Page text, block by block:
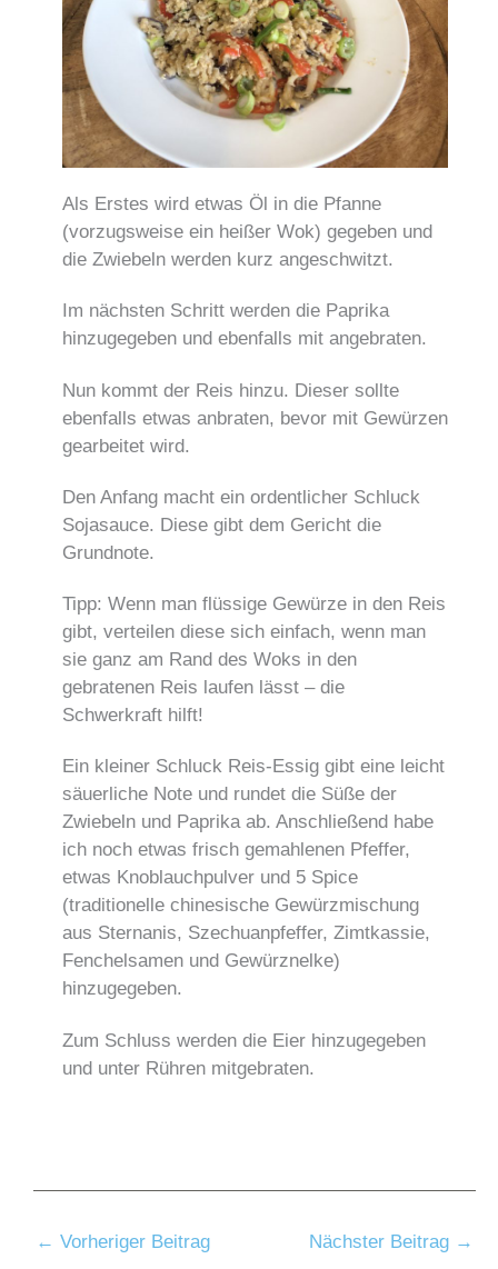
Als Erstes wird etwas Öl in die Pfanne
(vorzugsweise ein heißer Wok) gegeben und
die Zwiebeln werden kurz angeschwitzt.
Im nächsten Schritt werden die Paprika
hinzugegeben und ebenfalls mit angebraten.
Nun kommt der Reis hinzu. Dieser sollte
ebenfalls etwas anbraten, bevor mit Gewürzen
gearbeitet wird.
Den Anfang macht ein ordentlicher Schluck
Sojasauce. Diese gibt dem Gericht die
Grundnote.
Tipp: Wenn man flüssige Gewürze in den Reis
gibt, verteilen diese sich einfach, wenn man
sie ganz am Rand des Woks in den
gebratenen Reis laufen lässt – die
Schwerkraft hilft!
Ein kleiner Schluck Reis-Essig gibt eine leicht
säuerliche Note und rundet die Süße der
Zwiebeln und Paprika ab. Anschließend habe
ich noch etwas frisch gemahlenen Pfeffer,
etwas Knoblauchpulver und 5 Spice
(traditionelle chinesische Gewürzmischung
aus Sternanis, Szechuanpfeffer, Zimtkassie,
Fenchelsamen und Gewürznelke)
hinzugegeben.
Zum Schluss werden die Eier hinzugegeben
und unter Rühren mitgebraten.
← Vorheriger Beitrag Nächster Beitrag →